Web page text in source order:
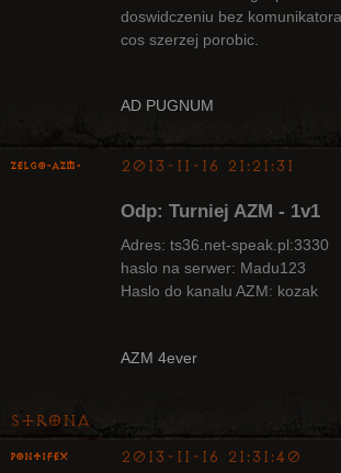
doswidczeniu bez
cos szerzej porobic.
AD PUGNUM
ZelgO-AZM- 2013-11-16 21:21:31
Odp: Turniej AZM - 1v1
Adres: ts36.net-speak.pl:3330
haslo na serwer: Madu123
Haslo do kanalu AZM: kozak
AZM 4ever
Strona
pontifex 2013-11-16 21:31:40